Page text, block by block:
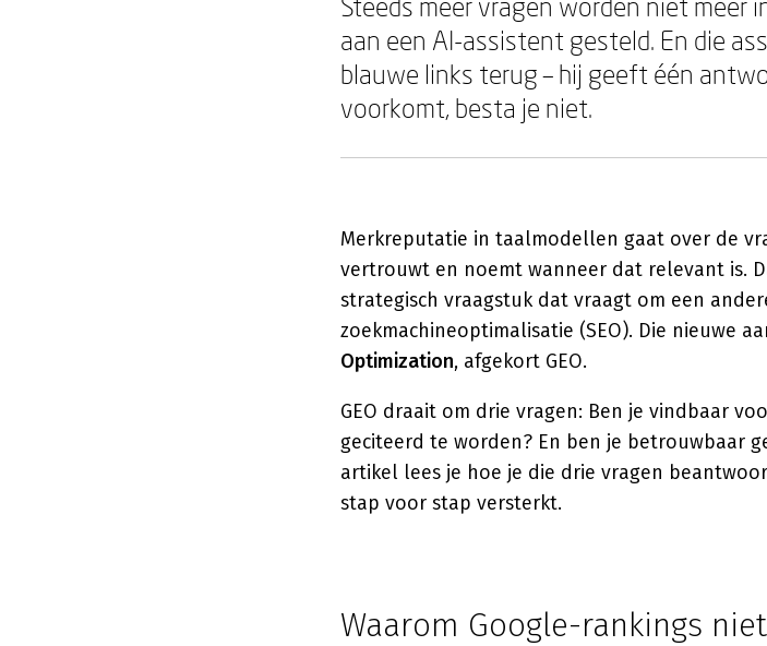
aan een AI-assistent gesteld. En die
blauwe links terug – hij geeft één
voorkomt, besta je niet.
Merkreputatie in taalmodellen gaat over de
vertrouwt en noemt wanneer dat relevant is.
strategisch vraagstuk dat vraagt om een
zoekmachineoptimalisatie (SEO). Die nieuwe
Optimization, afgekort GEO.
GEO draait om drie vragen: Ben je vindbaar
geciteerd te worden? En ben je betrouwbaar
artikel lees je hoe je die drie vragen
stap voor stap versterkt.
Waarom Google-rankings